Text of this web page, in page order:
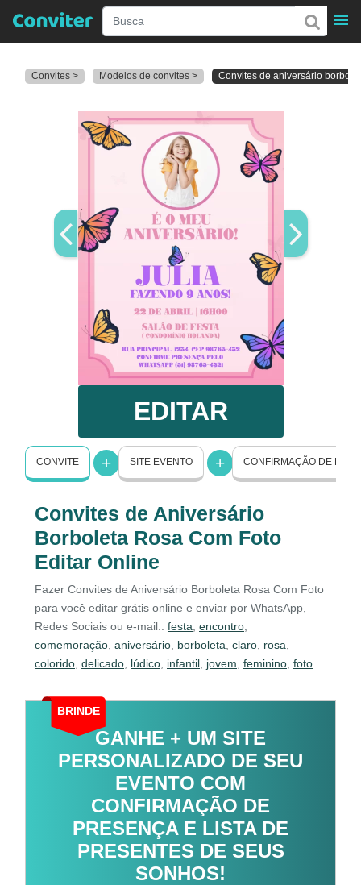
Convites > Modelos de convites > Convites de aniversário
EDITAR
CONVITE SITE EVENTO CONFIRMAÇÃO DE
Convites de Aniversário
Borboleta Rosa Com Foto
Editar Online
Fazer Convites de Aniversário Borboleta Rosa Com Foto
para você editar grátis online e enviar por WhatsApp,
Redes Sociais ou e-mail.: festa encontro
comemoração aniversário borboleta claro rosa
colorido delicado lúdico infantil jovem feminino foto
BRINDE
GANHE + UM SITE
PERSONALIZADO DE SEU
EVENTO COM
CONFIRMAÇÃO DE
PRESENÇA E LISTA DE
PRESENTES DE SEUS
SONHOS!